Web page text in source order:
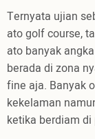
Ternyata ujian
ato golf course,
ato banyak
berada di zona
fine aja. Banyak
kekelaman
ketika berdiam